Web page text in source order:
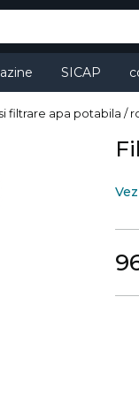
SICAP
filtrare apa potabila /